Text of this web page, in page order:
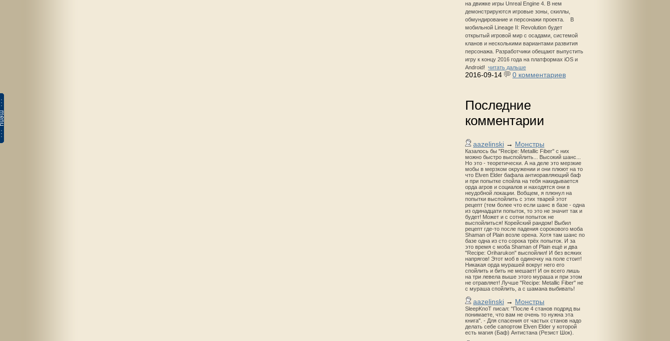
на движке игры Unreal Engine 4. В нем
демонстрируются игровые зоны, скиллы,
обмундирование и персонажи проекта. В
мобильной Lineage II: Revolution будет
открытый игровой мир с осадами, системой
кланов и несколькими вариантами развития
персонажа. Разработчики обещают выпустить
игру к концу 2016 года на платформах iOS и
Android! читать дальше
2016-09-14 0 комментариев
Последние
комментарии
aazelinski → Монстры
Казалось бы "Recipe: Metallic Fiber" с них
можно быстро выспойлить... Высокий шанс...
Но это - теоретически. А на деле это мерзкие
мобы в мерзком окружении и они плюют на то
что Elven Elder бафала антиоравляющий баф
и при попытке спойла на тебя накидывается
орда агров и социалов и находятся они в
неудобной локации. Вобщем, я плюнул на
попытки выспойлить с этих тварей этот
рецепт (тем более что если шанс в базе - одна
из одинадцати попыток, то это не значит так и
будет! Может и с сотни попыток не
выспойлиться! Корейский рандом! Выбил
рецепт где-то после падения сорокового моба
Shaman of Plain возле орена. Хотя там шанс по
базе одна из сто сорока трёх попыток. И за
это время с моба Shaman of Plain ещё и два
"Recipe: Oriharukon" выспойлил! И без всяких
напрягов! Этот моб в одиночку на поле стоит!
Никакая орда мурашей вокруг него его
спойлить и бить не мешает! И он всего лишь
на три левела выше этого мураша и при этом
не отравляет! Лучше "Recipe: Metallic Fiber" не
с мураша спойлить, а с шамана выбивать!
aazelinski → Монстры
SleepKnoT писал: "После 4 станов подряд вы
понимаете, что вам не очень то нужна эта
книга". - Для спасения от частых станов надо
делать себе сапортом Elven Elder у которой
есть магия (Баф) Антистана (Резист Шок).